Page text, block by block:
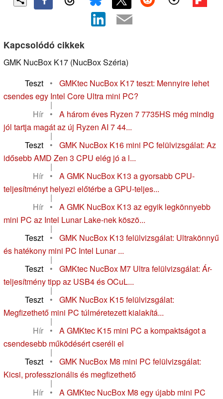
Kapcsolódó cikkek
GMK NucBox K17 (NucBox Széria)
Teszt
•
GMKtec NucBox K17 teszt: Mennyire lehet
csendes egy Intel Core Ultra mini PC?
|
Hír
•
A három éves Ryzen 7 7735HS még mindig
jól tartja magát az új Ryzen AI 7 44...
|
Teszt
•
GMK NucBox K16 mini PC felülvizsgálat: Az
idősebb AMD Zen 3 CPU elég jó a l...
|
Hír
•
A GMK NucBox K13 a gyorsabb CPU-
teljesítményt helyezi előtérbe a GPU-teljes...
|
Hír
•
A GMK NucBox K13 az egyik legkönnyebb
mini PC az Intel Lunar Lake-nek köszö...
|
Teszt
•
GMK NucBox K13 felülvizsgálat: Ultrakönnyű
és hatékony mini PC Intel Lunar ...
|
Teszt
•
GMKtec NucBox M7 Ultra felülvizsgálat: Ár-
teljesítmény tipp az USB4 és OCuL...
|
Teszt
•
GMK NucBox K15 felülvizsgálat:
Megfizethető mini PC túlméretezett kialakítá...
|
Hír
•
A GMKtec K15 mini PC a kompaktságot a
csendesebb működésért cseréli el
|
Teszt
•
GMK NucBox M8 mini PC felülvizsgálat:
Kicsi, professzionális és megfizethető
|
Hír
•
A GMKtec NucBox M8 egy újabb mini PC